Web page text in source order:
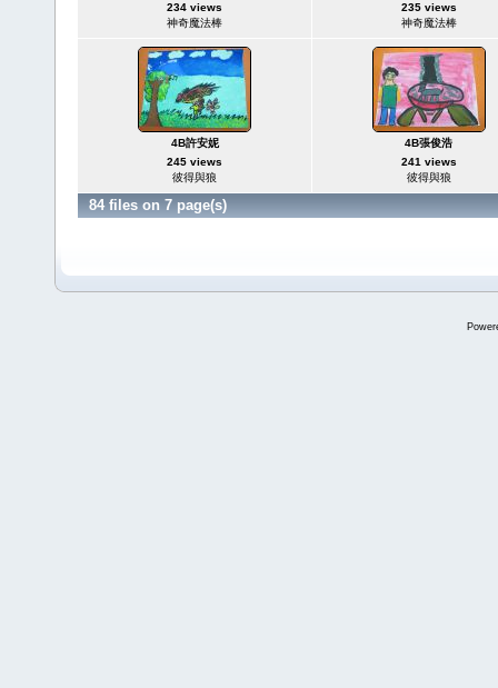
234 views
神奇魔法棒
235 views
神奇魔法棒
4B許安妮
245 views
彼得與狼
4B張俊浩
241 views
彼得與狼
84 files on 7 page(s)